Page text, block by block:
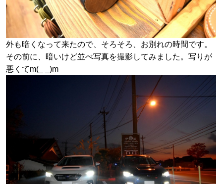
外も暗くなって来たので、そろそろ、お別れの時間です。
その前に、暗いけど並べ写真を撮影してみました。写りが
悪くてm(_ _)m